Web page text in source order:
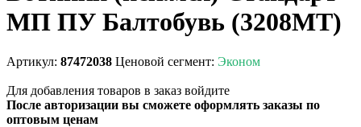
МП ПУ Балтобувь (3208МТ)
Артикул: 87472038 Ценовой сегмент: Эконом
Для добавления товаров в заказ войдите
После авторизации вы сможете оформлять заказы по
оптовым ценам